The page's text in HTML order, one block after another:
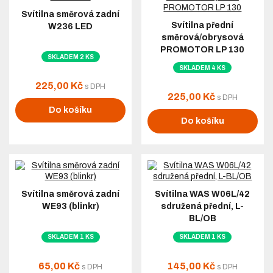
Strana montáže
Některé blinkry jsou konstruovány jako:
pravé,
univerzální.
U univerzálních modelů lze světlo namontovat na obě strany
Provozní napětí
Napětí musí odpovídat elektrické soustavě vozidla:
12 V– osobní automobily, dodávky a většina běžných
24 V – nákladní automobily, tahače a některá speciální
Svítilna směrová zadní
W236 LED
SKLADEM 2 KS
225,00 Kč s DPH
Do košíku
Svítilna přední
směrová/obrysová
PROMOTOR LP 130
SKLADEM 4 KS
225,00 Kč s DPH
Do košíku
Svítilna směrová zadní
WE93 (blinkr)
SKLADEM 1 KS
65,00 Kč s DPH
Svítilna WAS W06L/42
sdružená přední, L-
BL/OB
SKLADEM 1 KS
145,00 Kč s DPH